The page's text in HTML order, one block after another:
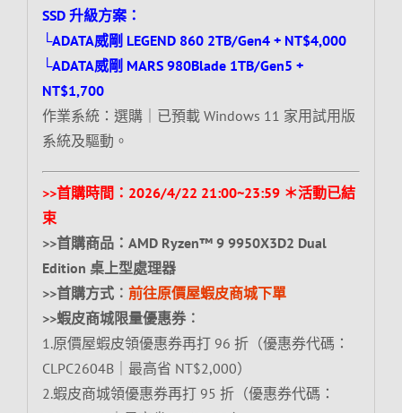
SSD 升級方案：
└ADATA威剛 LEGEND 860 2TB/Gen4 + NT$4,000
└ADATA威剛 MARS 980Blade 1TB/Gen5 +
NT$1,700
作業系統：選購｜已預載 Windows 11 家用試用版
系統及驅動。
>>首購時間：2026/4/22 21:00~23:59 ＊活動已結
束
>>首購商品：AMD Ryzen™ 9 9950X3D2 Dual
Edition 桌上型處理器
>>首購方式︰ 前往原價屋蝦皮商城下單
>>蝦皮商城限量優惠券︰
1.原價屋蝦皮領優惠券再打 96 折（優惠券代碼：
CLPC2604B｜最高省 NT$2,000）
2.蝦皮商城領優惠券再打 95 折（優惠券代碼：